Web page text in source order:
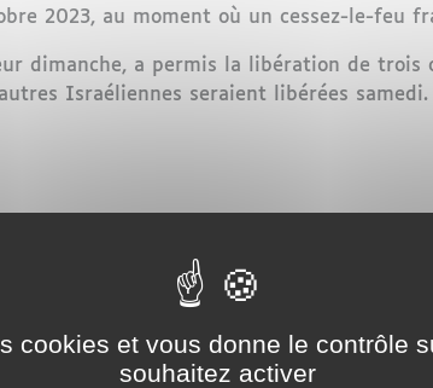
2023, au moment où un cessez-le-feu
dimanche, a permis la libération de
Israéliennes seraient libérées samedi.
de la France : le
cookies et vous donne le contrôle
souhaitez activer